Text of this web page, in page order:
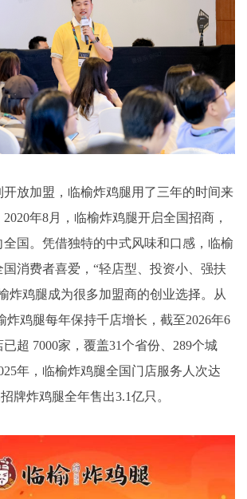
开放加盟，临榆炸鸡腿用了三年的时间来
年8月，临榆炸鸡腿开启全国招商，
国。凭借独特的中式风味和口感，临榆
消费者喜爱，“轻店型、投资小、强扶
炸鸡腿成为很多加盟商的创业选择。从
炸鸡腿每年保持千店增长，截至2026年6
超 7000家，覆盖31个省份、289个城
年，临榆炸鸡腿全国门店服务人次达
牌炸鸡腿全年售出3.1亿只。